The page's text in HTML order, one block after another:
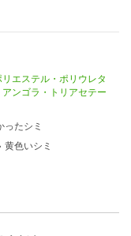
エステル・ポリウレタ
ンゴラ・トリアセテー
ったシミ
黄色いシミ